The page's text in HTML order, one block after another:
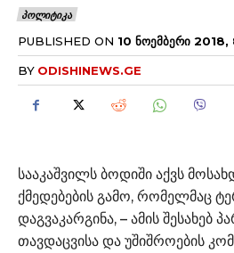
ᲞᲝᲚᲘᲢᲘᲙᲐ
PUBLISHED ON 10 ᲜᲝᲔᲛᲑᲔᲠᲘ 2018,
BY ODISHINEWS.GE
სააკაშვილს ბოდიში აქვს
ქმედებების გამო, რომელმაც
დაგვაკარგინა, – ამის შესახებ
თავდაცვისა და უშიშროების